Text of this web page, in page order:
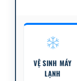
VỆ SINH MÁY
LẠNH